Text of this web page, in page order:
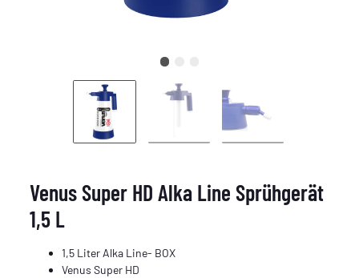
Venus Super HD Alka Line Sprühgerät
1,5 L
1,5 Liter Alka Line- BOX
Venus Super HD